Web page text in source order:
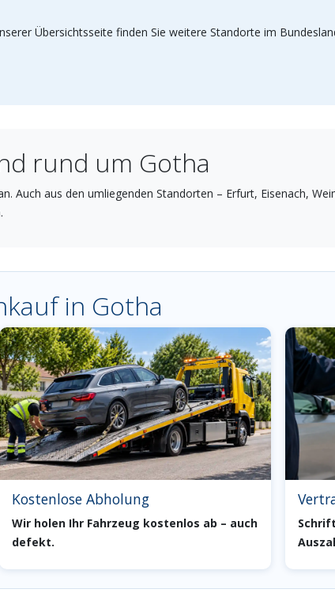
Übersichtsseite finden Sie weitere Standorte im
rund um Gotha
Auch aus den umliegenden Standorten – Erfurt, Eisenach,
in Gotha
Kostenlose Abholung
Wir holen Ihr Fahrzeug kostenlos ab – auch
defekt.